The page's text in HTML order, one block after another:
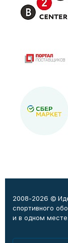
2008-2026 ©
спортивного
и в одном